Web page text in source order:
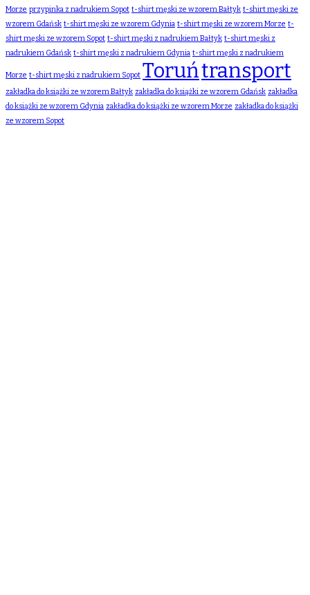
Morze przypinka z nadrukiem Sopot t-shirt męski ze wzorem Bałtyk t-shirt męski ze
wzorem Gdańsk t-shirt męski ze wzorem Gdynia t-shirt męski ze wzorem Morze t-
shirt męski ze wzorem Sopot t-shirt męski z nadrukiem Bałtyk t-shirt męski z
nadrukiem Gdańsk t-shirt męski z nadrukiem Gdynia t-shirt męski z nadrukiem
Morze t-shirt męski z nadrukiem Sopot Toruńtransport
zakładka do książki ze wzorem Bałtyk zakładka do książki ze wzorem Gdańsk zakładka
do książki ze wzorem Gdynia zakładka do książki ze wzorem Morze zakładka do książki
ze wzorem Sopot